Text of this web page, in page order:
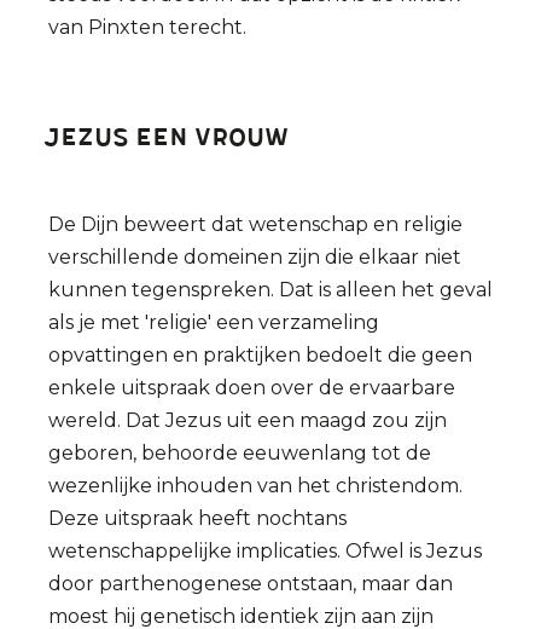
van Pinxten terecht.
Jezus een vrouw
De Dijn beweert dat wetenschap en religie
verschillende domeinen zijn die elkaar niet
kunnen tegenspreken. Dat is alleen het geval
als je met 'religie' een verzameling
opvattingen en praktijken bedoelt die geen
enkele uitspraak doen over de ervaarbare
wereld. Dat Jezus uit een maagd zou zijn
geboren, behoorde eeuwenlang tot de
wezenlijke inhouden van het christendom.
Deze uitspraak heeft nochtans
wetenschappelijke implicaties. Ofwel is Jezus
door parthenogenese ontstaan, maar dan
moest hij genetisch identiek zijn aan zijn